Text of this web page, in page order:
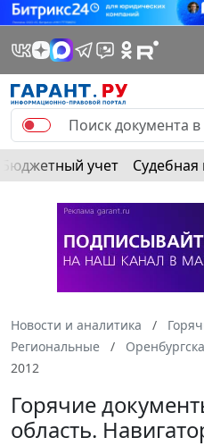
Бюджетный учет Судебная
Новости и аналитика
Региональные
2012
Горячие
область.